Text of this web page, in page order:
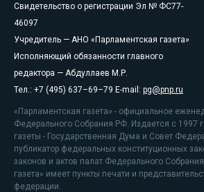
Свидетельство о регистрации Эл № ФС77-
46097
Учредитель — АНО «Парламентская газета»
Исполняющий обязанности главного
редактора — Абдуллаев М.Р.
Тел.: +7 (495) 637–69–79 E-mail: pg@pnp.ru
«Парламентская газета» - официальное
Федерального Собрания РФ. Издается с 1997
газеты - Государственная Дума и Совет
публикатор федеральных конституционных
законов и актов палат Федерального
газета» имеет пункты печати и
федерации.